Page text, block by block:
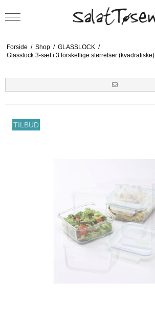
Forside / Shop / GLASSLOCK /
Glasslock 3-sæt i 3 forskellige størrelser (kvadratiske)
TILBUD